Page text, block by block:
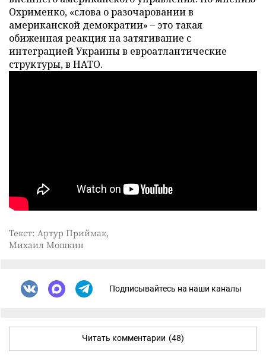
Охрименко, «слова о разочаровании в
американской демократии» – это такая
обиженная реакция на затягивание с
интеграцией Украины в евроатлантические
структуры, в НАТО.
Текст: Артур Приймак,
Михаил Мошкин
Подписывайтесь на наши каналы
Читать комментарии (48)